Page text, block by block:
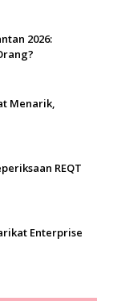
2026:
Menarik,
REQT
Enterprise